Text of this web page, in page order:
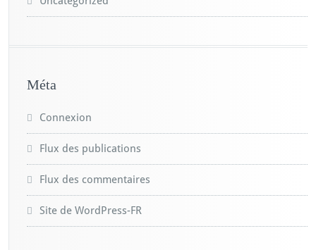
Méta
Connexion
Flux des publications
Flux des commentaires
Site de WordPress-FR